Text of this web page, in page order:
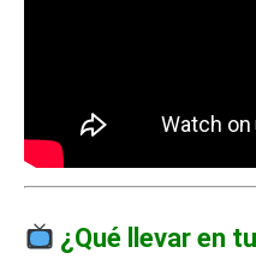
¿Qué llevar en